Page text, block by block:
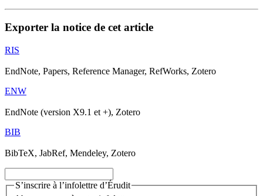
Exporter la notice de cet article
RIS
EndNote, Papers, Reference Manager, RefWorks, Zotero
ENW
EndNote (version X9.1 et +), Zotero
BIB
BibTeX, JabRef, Mendeley, Zotero
S’inscrire à l’infolettre d’Érudit